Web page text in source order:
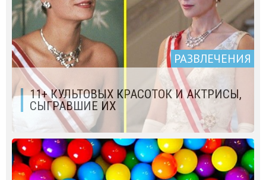
РАЗВЛЕЧЕНИЯ
11+ КУЛЬТОВЫХ КРАСОТОК И АКТРИСЫ,
СЫГРАВШИЕ ИХ